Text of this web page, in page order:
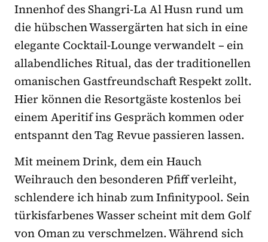
Innenhof des Shangri-La Al Husn rund um
die hübschen Wassergärten hat sich in eine
elegante Cocktail-Lounge verwandelt – ein
allabendliches Ritual, das der traditionellen
omanischen Gastfreundschaft Respekt zollt.
Hier können die Resortgäste kostenlos bei
einem Aperitif ins Gespräch kommen oder
entspannt den Tag Revue passieren lassen.
Mit meinem Drink, dem ein Hauch
Weihrauch den besonderen Pfiff verleiht,
schlendere ich hinab zum Infinitypool. Sein
türkisfarbenes Wasser scheint mit dem Golf
von Oman zu verschmelzen. Während sich